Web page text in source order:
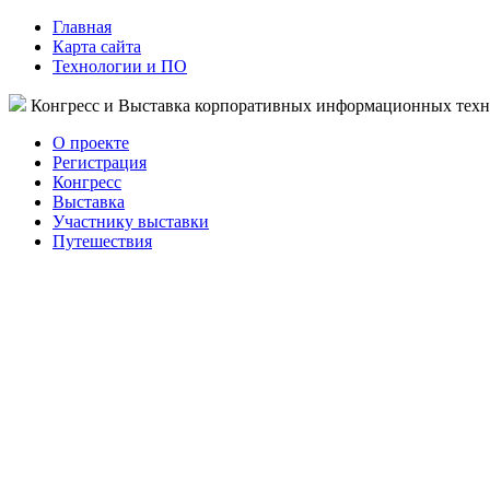
Главная
Карта сайта
Технологии и ПО
Конгресс и Выставка корпоративных информационных
О проекте
Регистрация
Конгресс
Выставка
Участнику выставки
Путешествия